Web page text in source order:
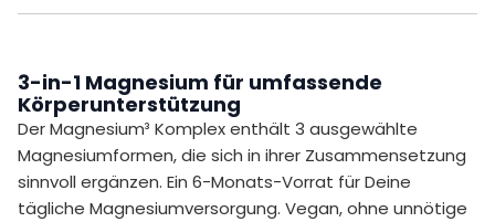
3-in-1 Magnesium für umfassende
Körperunterstützung
Der Magnesium³ Komplex enthält 3 ausgewählte
Magnesiumformen, die sich in ihrer Zusammensetzung
sinnvoll ergänzen. Ein 6-Monats-Vorrat für Deine
tägliche Magnesiumversorgung. Vegan, ohne unnötige